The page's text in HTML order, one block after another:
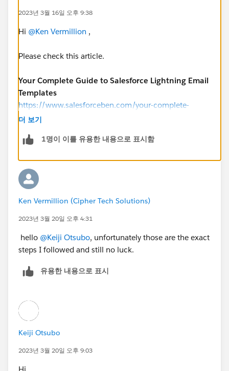
2023년 3월 16일 오후 9:38
Hi @Ken Vermillion ,
Please check this article.
Your Complete Guide to Salesforce Lightning Email
Templates
https://www.salesforceben.com/your-complete-
guide-to-salesforce-lightning-email-templates/
더 보기
1명이 이를 유용한 내용으로 표시함
Ken Vermillion (Cipher Tech Solutions)
2023년 3월 20일 오후 4:31
hello @Keiji Otsubo, unfortunately those are the exact
steps I followed and still no luck.
유용한 내용으로 표시
Keiji Otsubo
2023년 3월 20일 오후 9:03